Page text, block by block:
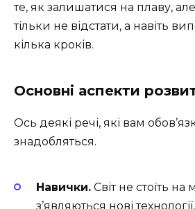
те, як залишатися на плаву,
тільки не відстати, а навіть
кілька кроків.
Основні аспекти
Ось деякі речі, які вам
знадобляться.
Навички. Світ не стоїть на
з’являються нові